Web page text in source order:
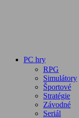
PC hry
RPG
Simulátory
Športové
Stratégie
Závodné
Seriál